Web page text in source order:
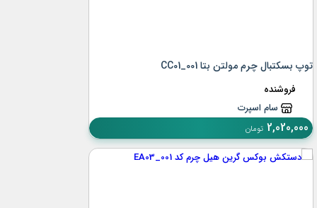
توپ بسکتبال چرم مولتن بتا CC01_001
فروشنده
سام اسپرت
2,020,000 تومان